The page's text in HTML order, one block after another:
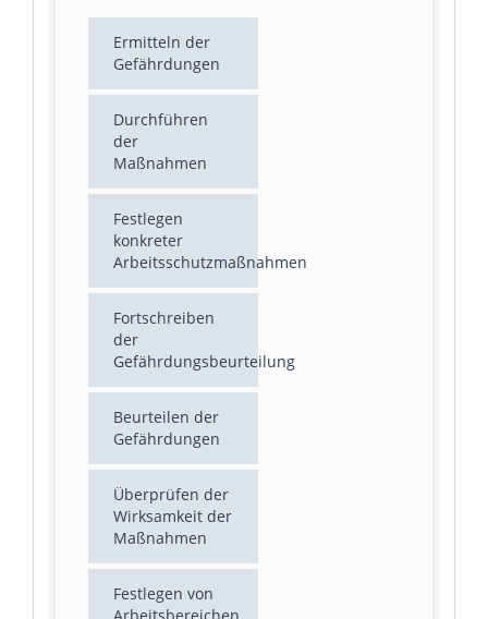
Ermitteln der
Gefährdungen
Durchführen
der
Maßnahmen
Festlegen
konkreter
Arbeitsschutzmaßnahmen
Fortschreiben
der
Gefährdungsbeurteilung
Beurteilen der
Gefährdungen
Überprüfen der
Wirksamkeit der
Maßnahmen
Festlegen von